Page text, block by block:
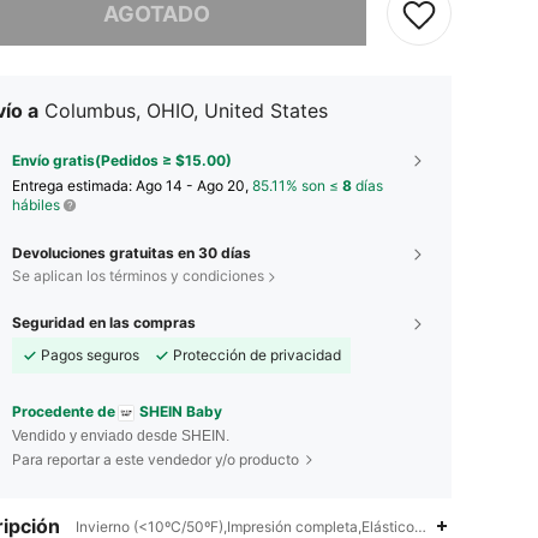
AGOTADO
a Columbus, OHIO, United States
Envío gratis(Pedidos ≥ $15.00)
Entrega estimada: Ago 14 - Ago 20, 85.11% son ≤ 8 días
hábiles
Devoluciones gratuitas en 30 días
Se aplican los términos y condiciones
Seguridad en las compras
Pagos seguros
Protección de privacidad
Procedente de SHEIN Baby
Vendido y enviado desde SHEIN.
Para reportar a este vendedor y/o producto
Invierno (<10ºC/50ºF),Impresión completa,Elástico Alto